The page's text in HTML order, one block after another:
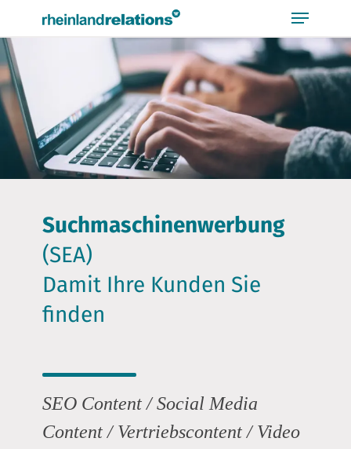
Bitte
beachten
Sie,
dass
diese
Seite
Zugänglichkeitssystem
verwendet.
Suchmaschinenwerbung
(SEA)
Damit Ihre Kunden Sie
finden
SEO Content / Social Media
Content / Vertriebscontent / Video